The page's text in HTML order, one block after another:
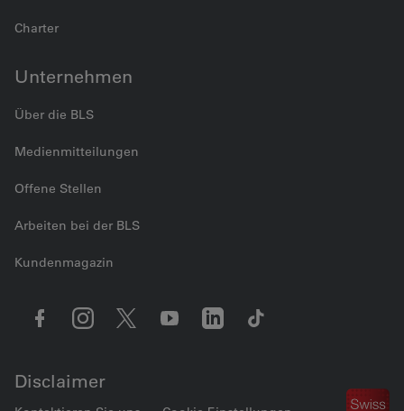
Charter
Unternehmen
Über die BLS
Medienmitteilungen
Offene Stellen
Arbeiten bei der BLS
Kundenmagazin
Disclaimer